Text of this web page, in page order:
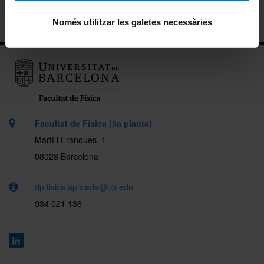
Només utilitzar les galetes necessàries
Ubicació
Facultat de Física (5a planta)
Martí i Franquès, 1
08028 Barcelona
dp.fisica.aplicada@ub.edu
934 021 138